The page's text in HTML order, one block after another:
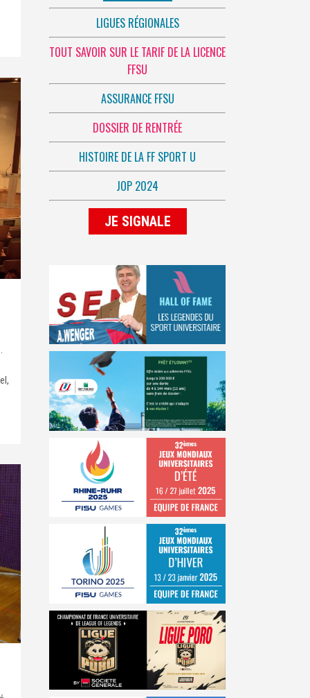
LIGUES RÉGIONALES
TOUT SAVOIR SUR LE TARIF DE LA LICENCE
FFSU
ASSURANCE FFSU
DOSSIER DE RENTRÉE
HISTOIRE DE LA FF SPORT U
JOP 2024
JE SIGNALE